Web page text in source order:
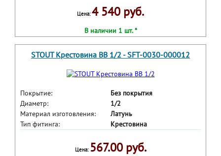
Цена:4 540 руб.
В наличии 1 шт. *
STOUT Крестовина ВВ 1/2 - SFT-0030-000012
Покрытие:
Без покрытия
Диаметр:
1/2
Материал изготовления:
Латунь
Тип фитинга:
Крестовина
Цена: 567.00 руб.